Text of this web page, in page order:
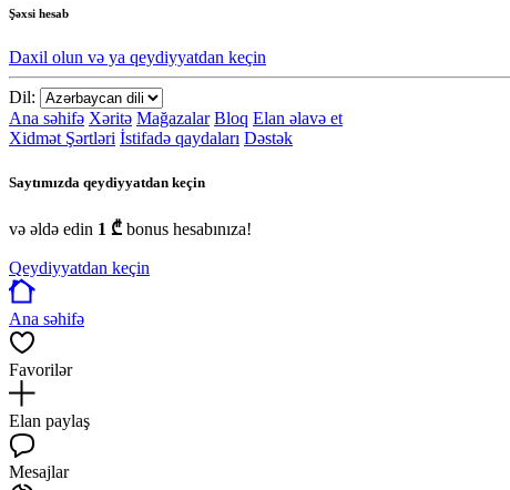
Şəxsi hesab
Daxil olun və ya qeydiyyatdan keçin
Dil:
Ana səhifə Xəritə Mağazalar Bloq Elan əlavə et
Xidmət Şərtləri İstifadə qaydaları Dəstək
Saytımızda qeydiyyatdan keçin
və əldə edin 1 ₾ bonus hesabınıza!
Qeydiyyatdan keçin
Ana səhifə
Favorilər
Elan paylaş
Mesajlar